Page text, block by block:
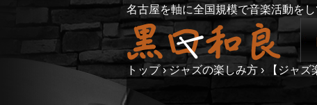
名古屋を軸に全国規模で音楽活動を
トップ › ジャズの楽しみ方 › 【ジャ